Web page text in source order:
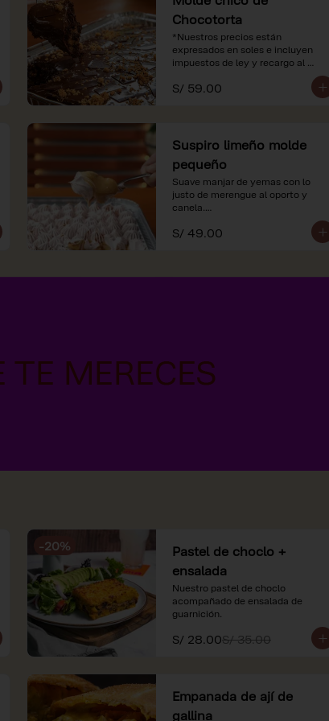
Chocotorta
*Nuestros precios están
expresados en soles e incluyen
impuestos de ley y recargo al
S/ 59.00
Suspiro limeño molde
pequeño
Suave manjar de yemas con lo
justo de merengue al oporto y
canela.
*Nuestros precios están
S/ 49.00
-20%
Pastel de choclo +
ensalada
Nuestro pastel de choclo
acompañado de ensalada de
guarnición.
S/ 28.00S/ 35.00
Empanada de ají de
gallina